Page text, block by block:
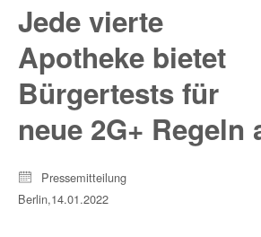
zur
Meta-
Navigation
Inhalt
zur
Suche
Jede vierte
Apotheke bietet
Bürgertests für
neue 2G+ Regeln
Pressemitteilung
Berlin,14.01.2022